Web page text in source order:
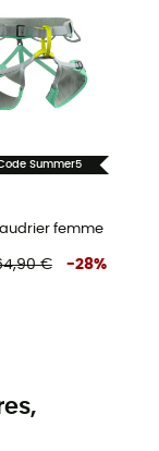
Summer5
femme
€ -28%